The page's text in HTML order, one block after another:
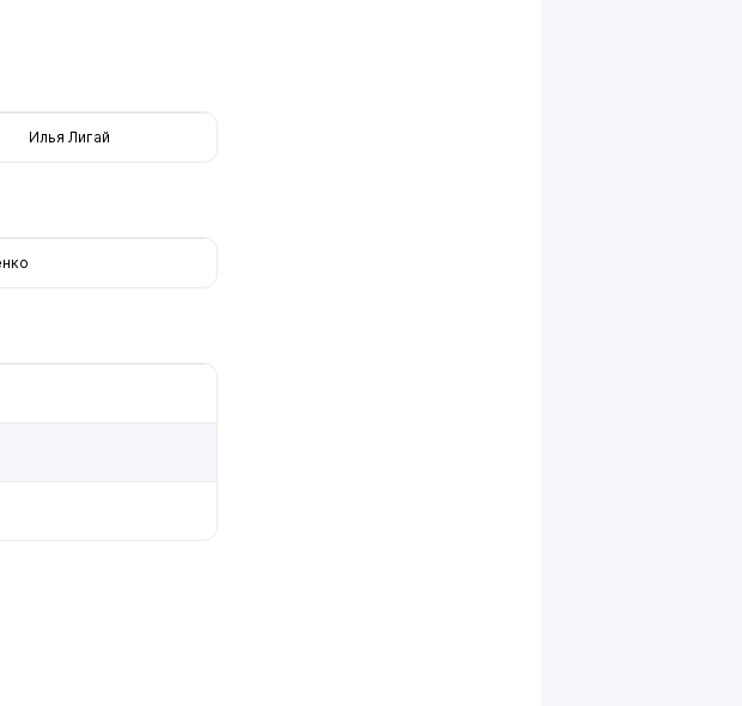
Илья Лигай